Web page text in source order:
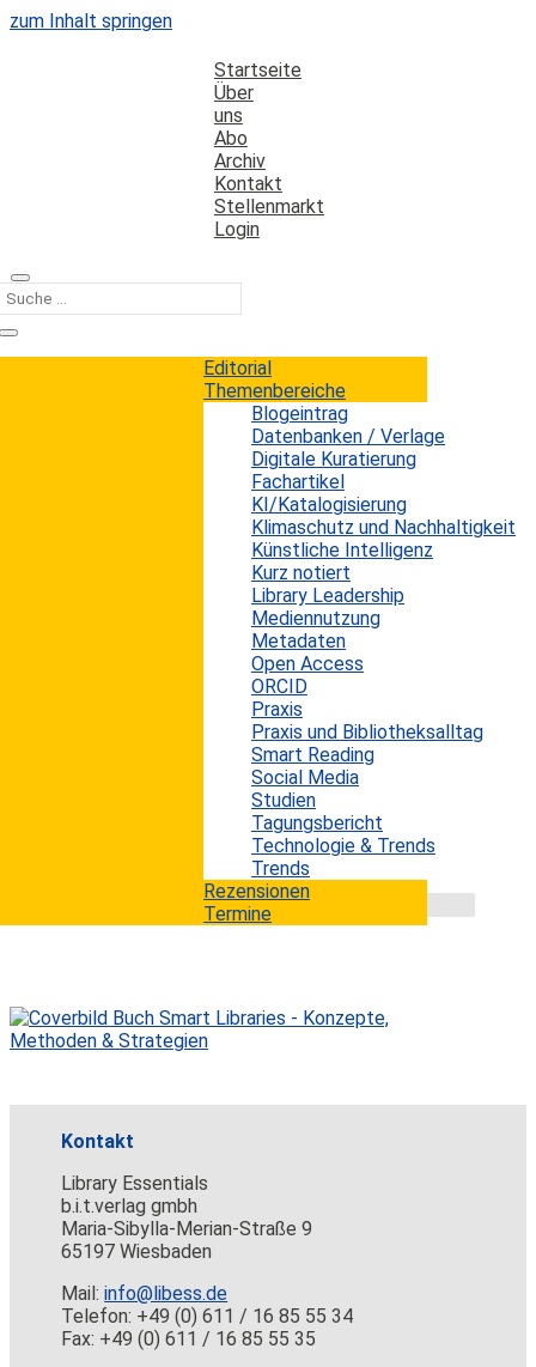
zum Inhalt springen
Startseite
Über
uns
Abo
Archiv
Kontakt
Stellenmarkt
Login
Editorial
Themenbereiche
Blogeintrag
Datenbanken / Verlage
Digitale Kuratierung
Fachartikel
KI/Katalogisierung
Klimaschutz und Nachhaltigkeit
Künstliche Intelligenz
Kurz notiert
Library Leadership
Mediennutzung
Metadaten
Open Access
ORCID
Praxis
Praxis und Bibliotheksalltag
Smart Reading
Social Media
Studien
Tagungsbericht
Technologie & Trends
Trends
Rezensionen
Termine
Kategorie
Online-Handel
Studien zur Nutzung von M-Commerce
und Webshops in Deutschland
Das mobile Internet hat sich dank mobilen Endgeräten
wie Smartphones, Tablets, Wearables etc. längst in der
breiten Bevölkerung durchgesetzt. Wie entwickelt sich
aber M-Commerce, d.h. das Einkaufen mittels dieser
mobilen Endgeräte? Im Rahmen des diesjährigen
Internet World Kongress 2016 wurden bei einem
Vortrag die Ergebnisse einer aktuellen Studie des
Beratungs- und Marktforschungsunternehmens Fittkau
& Maaß Consulting vorgestellt. Zusätzlich wurden auf
der Internet World auch noch eine...
Kontakt
Library Essentials
b.i.t.verlag gmbh
Maria-Sibylla-Merian-Straße 9
65197 Wiesbaden
Mail:info@libess.de
Telefon: +49 (0) 611 / 16 85 55 34
Fax: +49 (0) 611 / 16 85 55 35